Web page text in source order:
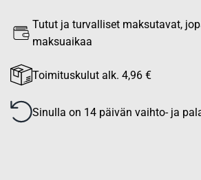
Tutut ja turvalliset maksutavat,
maksuaikaa
Toimituskulut alk. 4,96 €
Sinulla on 14 päivän vaihto- ja